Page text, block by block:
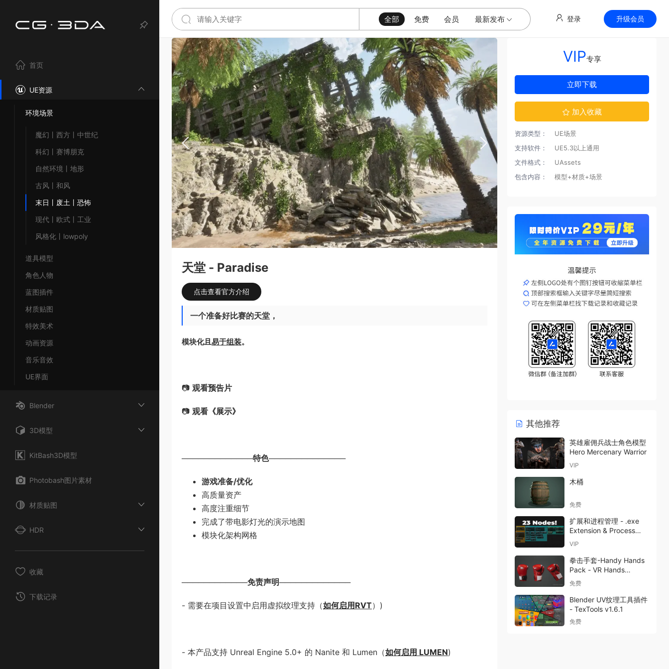
全部 免费 会员 最新发布 登录 升级会员
首页
UE资源
环境场景
魔幻丨西方丨中世纪
科幻丨赛博朋克
自然环境丨地形
古风丨和风
末日丨废土丨恐怖
现代丨欧式丨工业
风格化丨lowpoly
道具模型
角色人物
蓝图插件
材质贴图
特效美术
动画资源
音乐音效
UE界面
Blender
3D模型
KitBash3D模型
Photobash图片素材
材质贴图
HDR
收藏
下载记录
天堂 - Paradise
点击查看官方介绍
一个准备好比赛的天堂 ，
模块化且易于组装。
📷 观看预告片
📷 观看 《展示》
─────────────特色──────────────
游戏准备/优化
高质量资产
高度注重细节
完成了带电影灯光的演示地图
模块化架构网格
────────────免责声明─────────────
- 需要在项目设置中启用虚拟纹理支持（如何启用RVT） )
- 本产品支持 Unreal Engine 5.0+ 的 Nanite 和 Lumen（如何启用 LUMEN)
VIP专享
立即下载
加入收藏
资源类型：
UE场景
支持软件：
UE5.3以上通用
文件格式：
UAssets
包含内容：
模型+材质+场景
其他推荐
英雄雇佣兵战士角色模型
Hero Mercenary Warrior
VIP
木桶
免费
扩展和进程管理 - .exe
Extension & Process
Management
VIP
拳击手套-Handy Hands
Pack - VR Hands
Megapack
免费
Blender UV纹理工具插件
- TexTools v1.6.1
免费